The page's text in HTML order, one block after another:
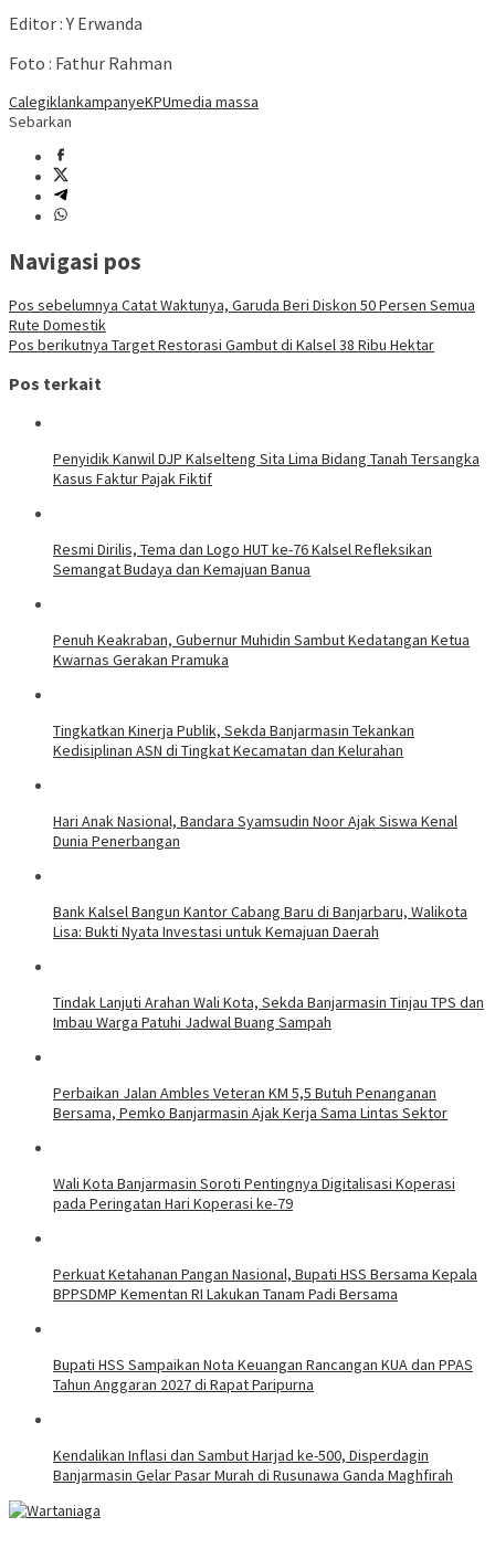
Editor : Y Erwanda
Foto : Fathur Rahman
CalegiklankampanyeKPUmedia massa
Sebarkan
Navigasi pos
Pos sebelumnya Catat Waktunya, Garuda Beri Diskon 50 Persen Semua
Rute Domestik
Pos berikutnya Target Restorasi Gambut di Kalsel 38 Ribu Hektar
Pos terkait
Penyidik Kanwil DJP Kalselteng Sita Lima Bidang Tanah Tersangka
Kasus Faktur Pajak Fiktif
Resmi Dirilis, Tema dan Logo HUT ke-76 Kalsel Refleksikan
Semangat Budaya dan Kemajuan Banua
Penuh Keakraban, Gubernur Muhidin Sambut Kedatangan Ketua
Kwarnas Gerakan Pramuka
Tingkatkan Kinerja Publik, Sekda Banjarmasin Tekankan
Kedisiplinan ASN di Tingkat Kecamatan dan Kelurahan
Hari Anak Nasional, Bandara Syamsudin Noor Ajak Siswa Kenal
Dunia Penerbangan
Bank Kalsel Bangun Kantor Cabang Baru di Banjarbaru, Walikota
Lisa: Bukti Nyata Investasi untuk Kemajuan Daerah
Tindak Lanjuti Arahan Wali Kota, Sekda Banjarmasin Tinjau TPS dan
Imbau Warga Patuhi Jadwal Buang Sampah
Perbaikan Jalan Ambles Veteran KM 5,5 Butuh Penanganan
Bersama, Pemko Banjarmasin Ajak Kerja Sama Lintas Sektor
Wali Kota Banjarmasin Soroti Pentingnya Digitalisasi Koperasi
pada Peringatan Hari Koperasi ke-79
Perkuat Ketahanan Pangan Nasional, Bupati HSS Bersama Kepala
BPPSDMP Kementan RI Lakukan Tanam Padi Bersama
Bupati HSS Sampaikan Nota Keuangan Rancangan KUA dan PPAS
Tahun Anggaran 2027 di Rapat Paripurna
Kendalikan Inflasi dan Sambut Harjad ke-500, Disperdagin
Banjarmasin Gelar Pasar Murah di Rusunawa Ganda Maghfirah